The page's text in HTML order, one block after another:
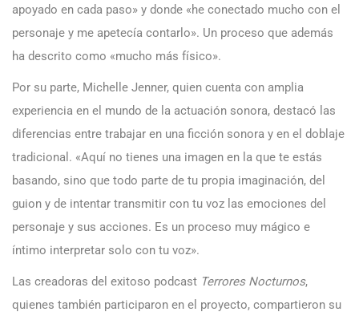
apoyado en cada paso» y donde «he conectado mucho con el
personaje y me apetecía contarlo». Un proceso que además
ha descrito como «mucho más físico».
Por su parte, Michelle Jenner, quien cuenta con amplia
experiencia en el mundo de la actuación sonora, destacó las
diferencias entre trabajar en una ficción sonora y en el doblaje
tradicional. «Aquí no tienes una imagen en la que te estás
basando, sino que todo parte de tu propia imaginación, del
guion y de intentar transmitir con tu voz las emociones del
personaje y sus acciones. Es un proceso muy mágico e
íntimo interpretar solo con tu voz».
Las creadoras del exitoso podcast Terrores Nocturnos,
quienes también participaron en el proyecto, compartieron su